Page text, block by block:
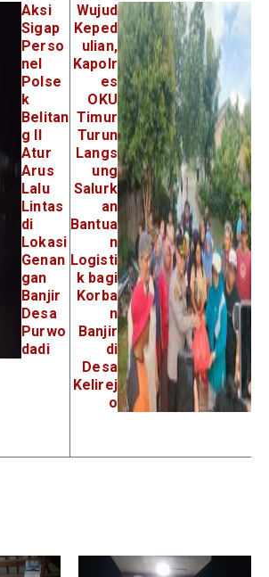
Aksi
Sigap
Perso
nel
Polse
k
Belitan
g II
Atur
Arus
Lalu
Lintas
di
Lokasi
Genan
gan
Banjir
Desa
Purwo
dadi
Wujud
Keped
ulian,
Kapolr
es
OKU
Timur
Turun
Langs
ung
Salurk
an
Bantua
n
Logisti
k bagi
Korba
n
Banjir
di
Desa
Kelirej
o